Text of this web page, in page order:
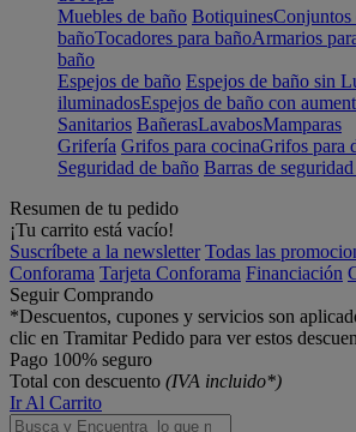
Muebles de baño BotiquinesConjuntos
bañoTocadores para bañoArmarios
baño
Espejos de baño Espejos de baño sin
iluminadosEspejos de baño con
Sanitarios BañerasLavabosMamparas
Grifería Grifos para cocinaGrifos para
Seguridad de baño Barras de
Resumen de tu pedido
¡Tu carrito está vacío!
Suscríbete a la newsletter Todas las
Conforama Tarjeta Conforama Financiación
Seguir Comprando
*Descuentos, cupones y servicios son
clic en Tramitar Pedido para ver estos
Pago 100% seguro
Total con descuento (IVA incluido*)
Ir Al Carrito